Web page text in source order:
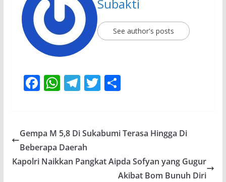
Subakti
See author's posts
F
b
o
o
W
s
A
p
T
gr
a
m
T
er
S
e
Gempa M 5,8 Di Sukabumi Terasa Hingga Di
Beberapa Daerah
Kapolri Naikkan Pangkat Aipda Sofyan yang Gugur
Akibat Bom Bunuh Diri